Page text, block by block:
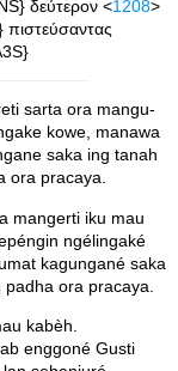
δεύτερον <1208>
πιστεύσαντας
sarta ora mangu-
kowe, manawa
saka ing tanah
ora pracaya.
mangerti iku mau
ngélingaké
kagungané saka
ora pracaya.
kabèh.
enggoné Gusti